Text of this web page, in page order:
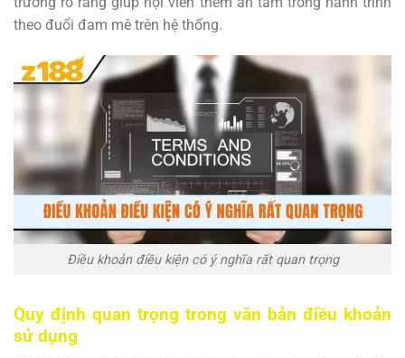
theo đuổi đam mê trên hệ thống.
Điều khoản điều kiện có ý nghĩa rất quan trọng
Quy định quan trọng trong văn bản điều khoản
sử dụng